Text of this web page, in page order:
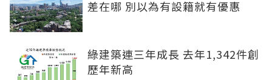
差在哪 別以為有設籍就有優惠
綠建築連三年成長 去年1,342件創
歷年新高